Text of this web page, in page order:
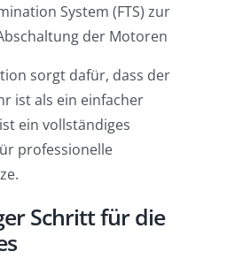
System (FTS) zur
der Motoren
sorgt dafür, dass der
ist als ein einfacher
ein vollständiges
professionelle
Schritt für die